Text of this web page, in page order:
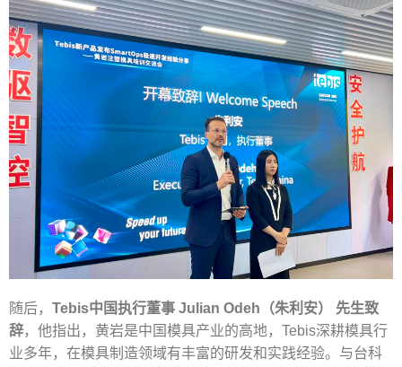
随后， Tebis中国执行董事 Julian Odeh （朱利安） 先生致
辞，他指出，黄岩是中国模具产业的高地， Tebis深耕模具行
业多年，在模具制造领域有丰富的研发和实践经验。与台科